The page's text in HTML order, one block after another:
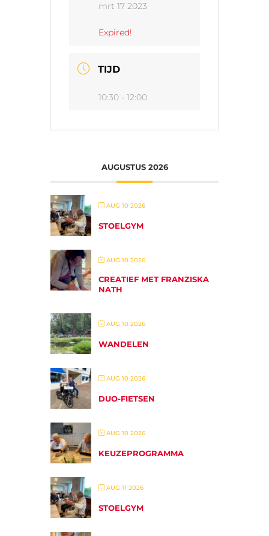
mrt 17 2023
Expired!
TIJD
10:30 - 12:00
AUGUSTUS 2026
AUG 10 2026
STOELGYM
AUG 10 2026
CREATIEF MET FRANZISKA
NATH
AUG 10 2026
WANDELEN
AUG 10 2026
DUO-FIETSEN
AUG 10 2026
KEUZEPROGRAMMA
AUG 11 2026
STOELGYM